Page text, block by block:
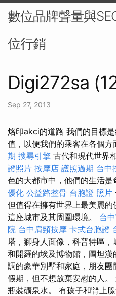
數位品牌聲量與
位行銷
Digi272sa
Sep 27, 2013
烙印akci的道路 我們的目標
值，以便我們的乘客在各個方
期 搜尋引擎 古代和現代世界
證照片 按摩店 護照過期 台中
色的大都市中，他們的生活是
優化 公益路整骨 台胞證 照片
但值得在擁有世界上最美麗
這座城市及其周圍環境。 台
院 台中肩頸按摩 卡式台胞證
塔，獅身人面像，科普特區，
和開羅的埃及博物館，圖坦
調的豪華別墅和家庭，朋友
假期，但不想放棄安慰的人
瓶裝礦泉水。 有孩子和腎上